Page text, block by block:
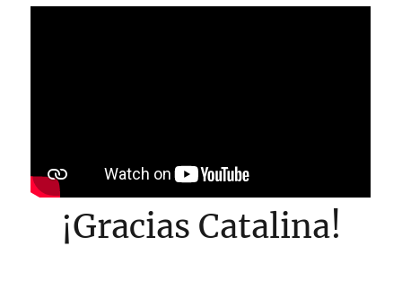
¡Gracias Catalina!